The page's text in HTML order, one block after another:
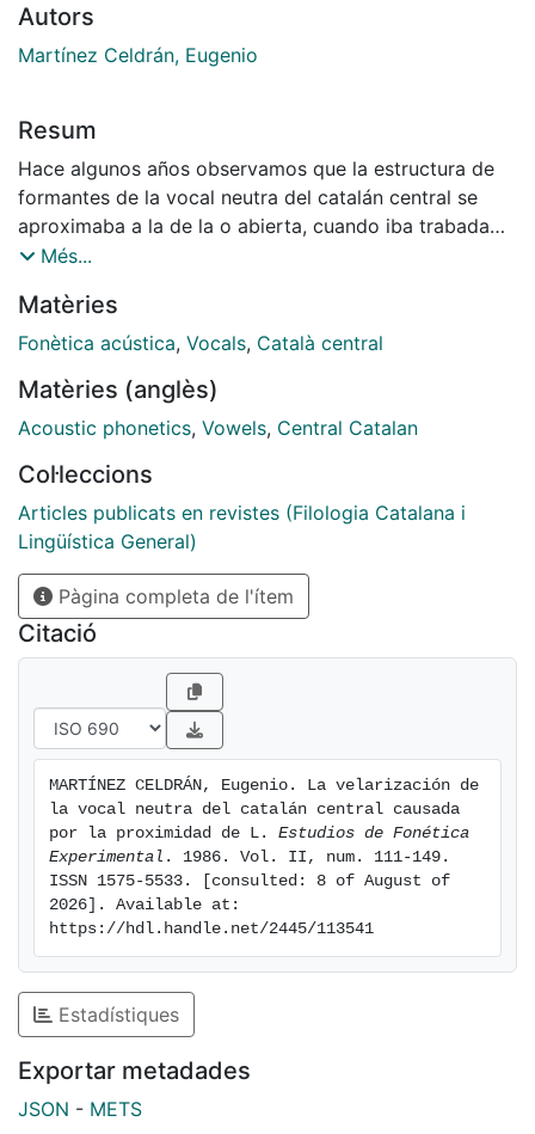
Autors
Martínez Celdrán, Eugenio
Resum
Hace algunos años observamos que la estructura de
formantes de la vocal neutra del catalán central se
aproximaba a la de la o abierta, cuando iba trabada
por l, e, incluso sin ir trabada, delante o detrás de esta
en posición implosiva, pero también lo es, aunque en
menor grado, en los demás contextos.1 Casi siempre
clara del castellano, por ejemplo. Es evidente que esa
velarización habrá de influir en la pronunciación de la
recientemente, aunque sin la profundización que
nosotros pretendemos con este trabajo.
Més...
Matèries
Fonètica acústica, Vocals, Català central
Matèries (anglès)
Acoustic phonetics, Vowels, Central Catalan
Col·leccions
Articles publicats en revistes (Filologia Catalana i
Lingüística General)
Pàgina completa de l'ítem
Citació
MARTÍNEZ CELDRÁN, Eugenio. La velarización de
la vocal neutra del catalán central causada
por la proximidad de L. Estudios de Fonética
Experimental . 1986. Vol. II, num. 111-149.
ISSN 1575-5533. [consulted: 8 of August of
2026]. Available at:
https://hdl.handle.net/2445/113541
Estadístiques
Exportar metadades
JSON - METS